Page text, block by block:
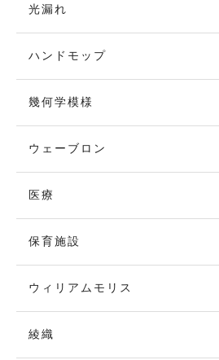
光漏れ
ハンドモップ
幾何学模様
ウェーブロン
医療
保育施設
ウィリアムモリス
綾織